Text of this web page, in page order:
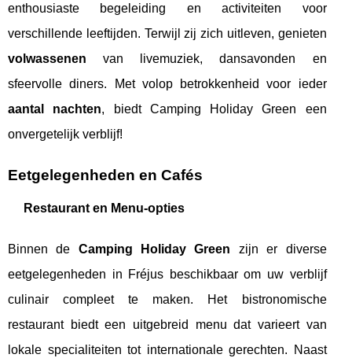
enthousiaste begeleiding en activiteiten voor
verschillende leeftijden. Terwijl zij zich uitleven, genieten
volwassenen van livemuziek, dansavonden en
sfeervolle diners. Met volop betrokkenheid voor ieder
aantal nachten, biedt Camping Holiday Green een
onvergetelijk verblijf!
Eetgelegenheden en Cafés
Restaurant en Menu-opties
Binnen de Camping Holiday Green zijn er diverse
eetgelegenheden in Fréjus beschikbaar om uw verblijf
culinair compleet te maken. Het bistronomische
restaurant biedt een uitgebreid menu dat varieert van
lokale specialiteiten tot internationale gerechten. Naast